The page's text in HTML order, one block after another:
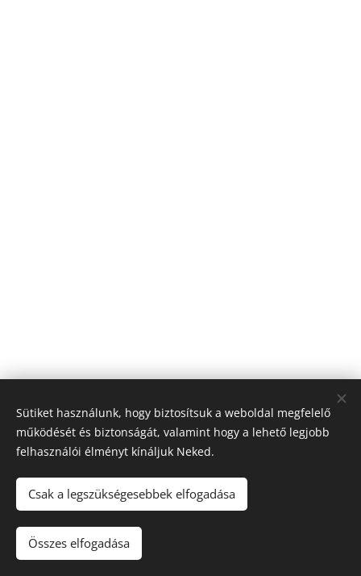
© 2026 Nagyfólia Kft. Minden jog fenntartva
Sütik
Sütiket használunk, hogy biztosítsuk a weboldal megfelelő
működését és biztonságát, valamint hogy a lehető legjobb
felhasználói élményt kínáljuk Neked.
Csak a legszükségesebbek elfogadása
Összes elfogadása